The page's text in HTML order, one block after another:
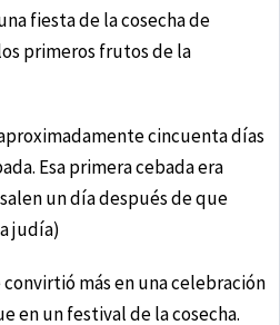
fiesta de la cosecha de
primeros frutos de la
cincuenta días
Esa primera cebada era
un día después de que
judía)
más en una celebración
en un festival de la cosecha.